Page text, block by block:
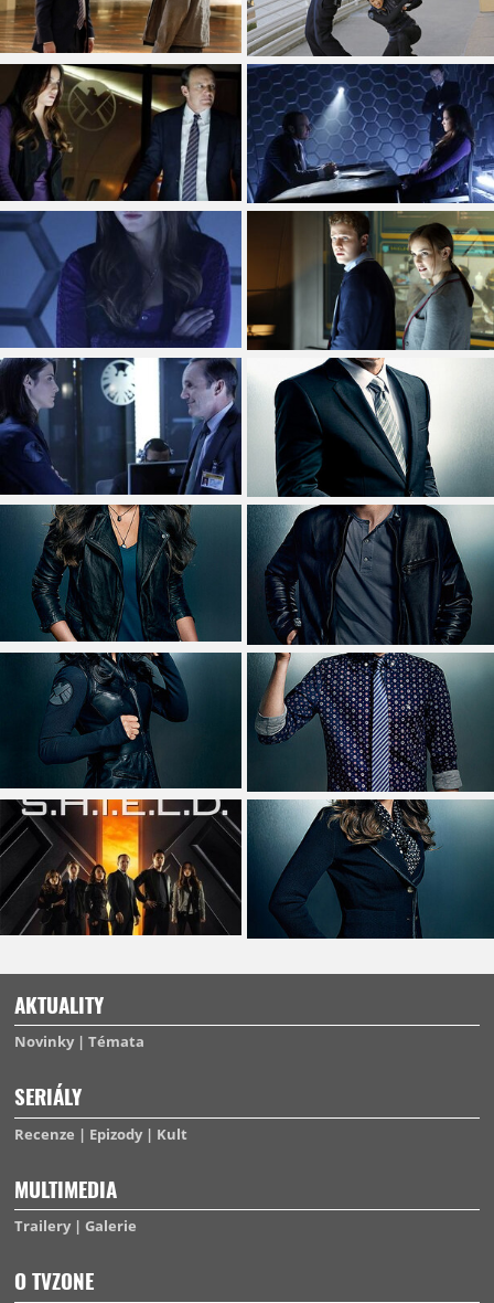
AKTUALITY
Novinky Témata
SERIÁLY
Recenze Epizody Kult
MULTIMEDIA
Trailery Galerie
O TVZONE